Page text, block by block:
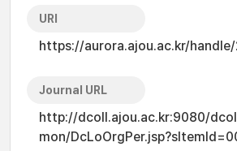
URI
https://aurora.ajou.ac.kr/
Journal URL
http://dcoll.ajou.ac.kr:9080/
mon/